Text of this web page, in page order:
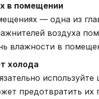
в помещении
— одна из
воздуха
влажности в
холода
предотвратить их